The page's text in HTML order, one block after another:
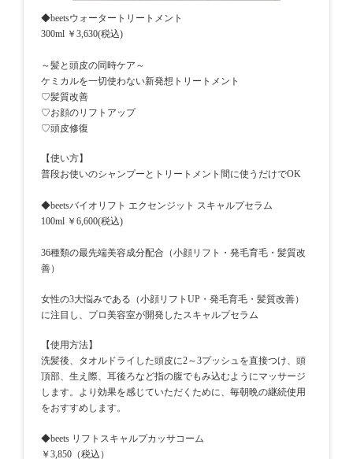
◆beetsウォータートリートメント
300ml ￥3,630(税込)
～髪と頭皮の同時ケア～
ケミカルを一切使わない新発想トリートメント
♡髪質改善
♡お顔のリフトアップ
♡頭皮修復
【使い方】
普段お使いのシャンプーとトリートメント間に使うだけでOK
◆beetsバイオリフト エクセンジット スキャルプセラム
100ml ￥6,600(税込)
36種類の最先端美容成分配合（小顔リフト・発毛育毛・髪質改
善）
女性の3大悩みである（小顔リフトUP・発毛育毛・髪質改善）
に注目し、プロ美容室が開発したスキャルプセラム
【使用方法】
洗髪後、タオルドライした頭皮に2～3プッシュを直接つけ、頭
頂部、生え際、耳後ろなど指の腹でもみ込むようにマッサージ
します。より効果を感じていただくために、毎朝晩の継続使用
をおすすめします。
◆beets リフトスキャルプカッサコーム
￥3,850（税込）